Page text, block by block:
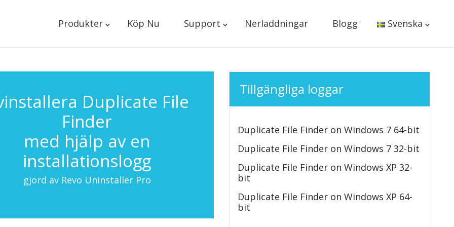
Produkter Köp Nu Support Nerladdningar Blogg Svenska
Duplicate File
Finder
med hjälp av en
installationslogg
gjord av Revo Uninstaller Pro
Tillgängliga loggar
Duplicate File Finder on Windows 7 64-bit
Duplicate File Finder on Windows 7 32-bit
Duplicate File Finder on Windows XP 32-
bit
Duplicate File Finder on Windows XP 64-
bit